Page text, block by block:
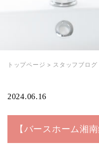
トップページ > スタッフブログ
2024.06.16
【バースホーム湘